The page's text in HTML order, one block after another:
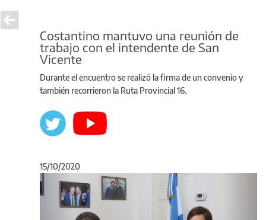
Costantino mantuvo una reunión de
trabajo con el intendente de San
Vicente
Durante el encuentro se realizó la firma de un convenio y
también recorrieron la Ruta Provincial 16.
15/10/2020
Anterior